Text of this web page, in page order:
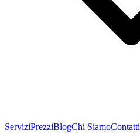
ServiziPrezziBlogChi SiamoContatti